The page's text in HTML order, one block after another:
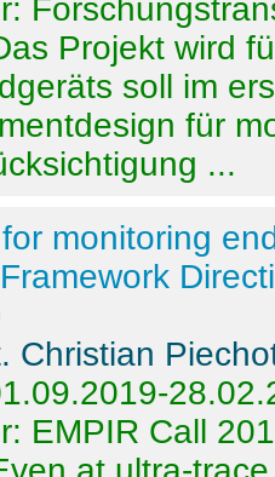
Projekt wird
soll im
für
...
monitoring
Christian
EMPIR Call